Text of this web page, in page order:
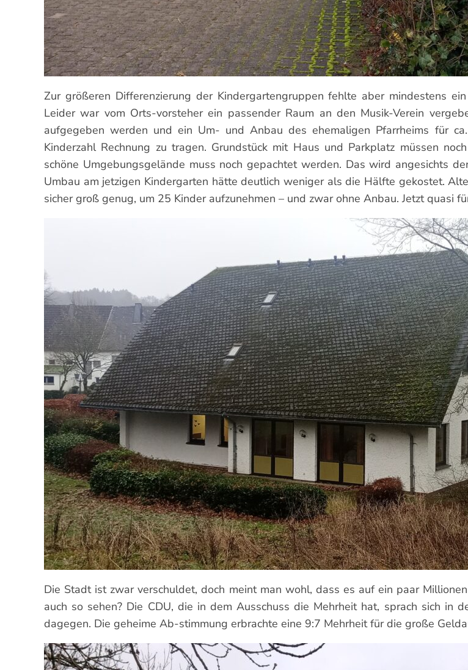
Zur größeren Differenzierung der Kindergartengruppen fehlte aber mindestens
Leider war vom Orts-vorsteher ein passender Raum an den Musik-Verein
aufgegeben werden und ein Um- und Anbau des ehemaligen Pfarrheims für
Kinderzahl Rechnung zu tragen. Grundstück mit Haus und Parkplatz müssen
schöne Umgebungsgelände muss noch gepachtet werden. Das wird angesichts
Umbau am jetzigen Kindergarten hätte deutlich weniger als die Hälfte gekostet.
sicher groß genug, um 25 Kinder aufzunehmen – und zwar ohne Anbau. Jetzt quasi
Die Stadt ist zwar verschuldet, doch meint man wohl, dass es auf ein paar
auch so sehen? Die CDU, die in dem Ausschuss die Mehrheit hat, sprach sich in
dagegen. Die geheime Ab-stimmung erbrachte eine 9:7 Mehrheit für die große